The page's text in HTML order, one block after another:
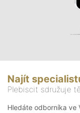
Najít
Plebiscit sdružuje
Hledáte odborníka ve